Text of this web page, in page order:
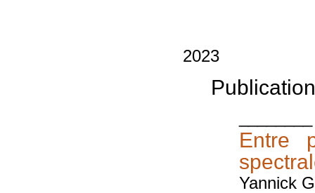
2023
Entre
Yannick